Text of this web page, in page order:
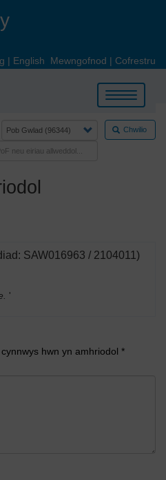
| English Mewngofnod | Cofrestru
Toggle
navigation
Chwilio
SAW016963 / 2104011)
'
hwn yn amhriodol *